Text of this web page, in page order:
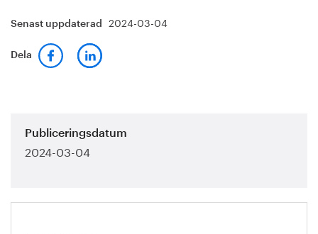
Senast uppdaterad 2024-03-04
Dela
Publiceringsdatum
2024-03-04